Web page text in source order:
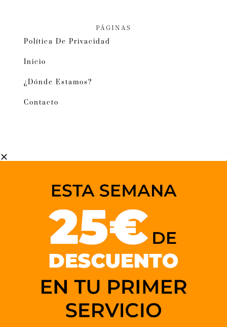
PÁGINAS
Política De Privacidad
Inicio
¿Dónde Estamos?
Contacto